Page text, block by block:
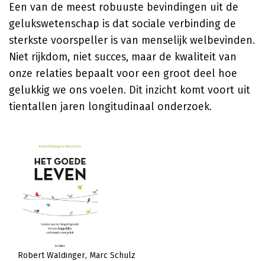
Een van de meest robuuste bevindingen uit de
gelukswetenschap is dat sociale verbinding de
sterkste voorspeller is van menselijk welbevinden.
Niet rijkdom, niet succes, maar de kwaliteit van
onze relaties bepaalt voor een groot deel hoe
gelukkig we ons voelen. Dit inzicht komt voort uit
tientallen jaren longitudinaal onderzoek.
Robert Waldinger Marc Schulz